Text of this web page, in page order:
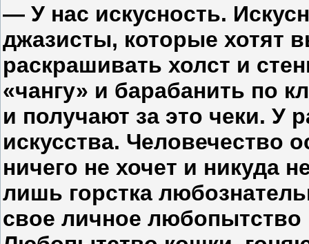
— У нас искусность.
джазисты, которые хотят
раскрашивать холст и
«чангу» и барабанить по
и получают за это чеки.
искусства. Человечество
ничего не хочет и никуда
лишь горстка
свое личное